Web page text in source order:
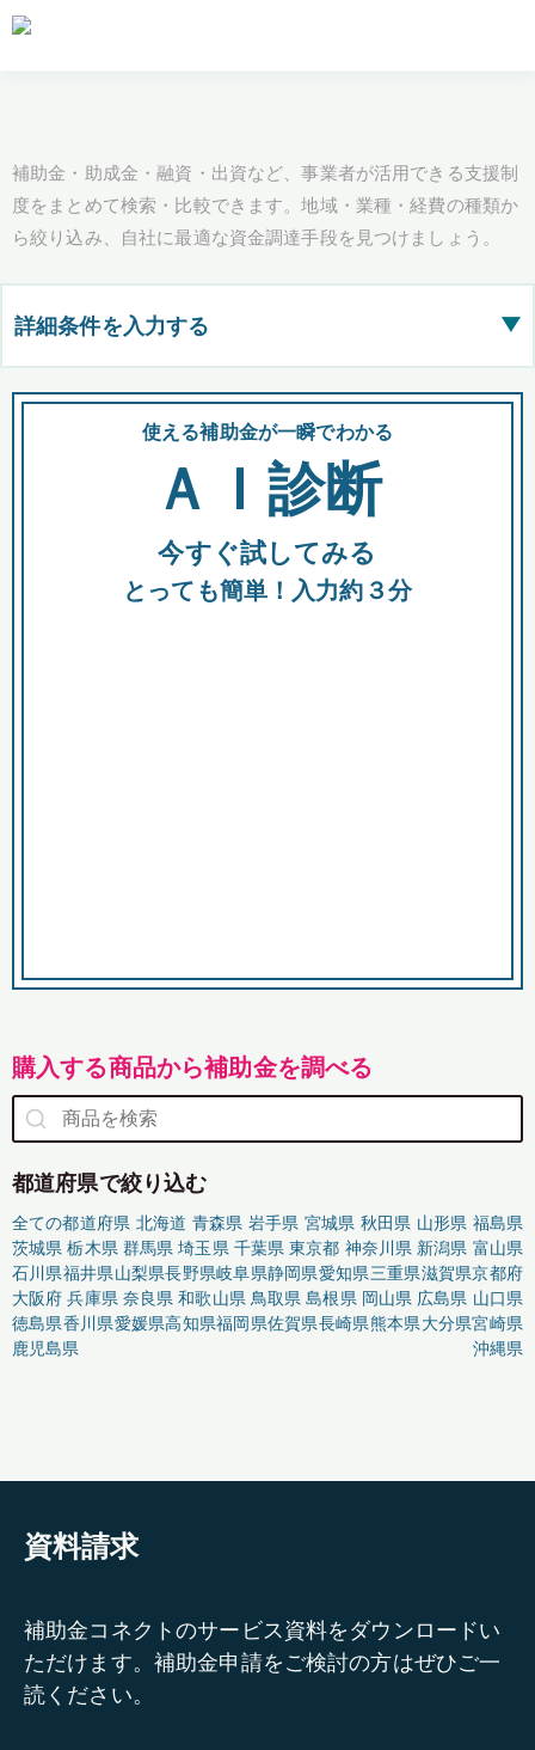
補助金・助成金・融資・出資など、事業者が活用できる支援制
度をまとめて検索・比較できます。地域・業種・経費の種類か
ら絞り込み、自社に最適な資金調達手段を見つけましょう。
詳細条件を入力する ▶
都道府県
全国の検索結果を含めて表示
助成金 融資 出資
使える補助金が一瞬でわかる
ＡＩ診断
今すぐ試してみる
とっても簡単！入力約３分
購入する商品から補助金を調べる
都道府県で絞り込む
全ての都道府県 北海道 青森県 岩手県 宮城県 秋田県 山形県 福島県
茨城県 栃木県 群馬県 埼玉県 千葉県 東京都 神奈川県 新潟県 富山県
石川県福井県山梨県長野県岐阜県静岡県愛知県三重県滋賀県京都府
大阪府 兵庫県 奈良県 和歌山県 鳥取県 島根県 岡山県 広島県 山口県
徳島県香川県愛媛県高知県福岡県佐賀県長崎県熊本県大分県宮崎県
鹿児島県
沖縄県
資料請求
補助金コネクトのサービス資料をダウンロードい
ただけます。補助金申請をご検討の方はぜひご一
読ください。